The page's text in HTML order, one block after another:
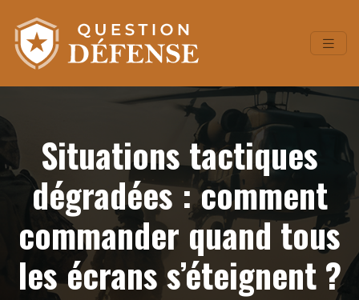
Situations tactiques
dégradées : comment
commander quand tous
les écrans s’éteignent ?